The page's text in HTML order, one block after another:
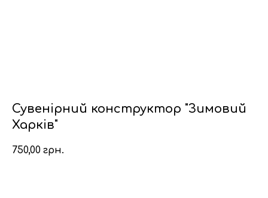
Сувенірний конструктор "Зимовий
Харків"
750,00 грн.